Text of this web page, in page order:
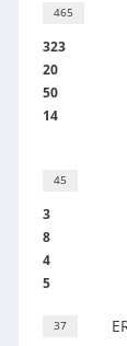
465
323
20
50
14
45
3
8
4
5
37